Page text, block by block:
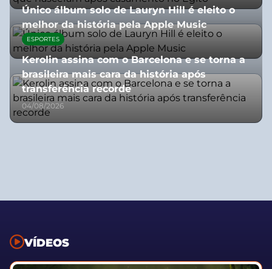
Único álbum solo de Lauryn Hill é eleito o
melhor da história pela Apple Music
06/08/2026
ESPORTES
Kerolin assina com o Barcelona e se torna a
brasileira mais cara da história após
transferência recorde
04/08/2026
VÍDEOS